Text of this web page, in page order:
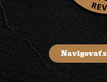
Navigovať